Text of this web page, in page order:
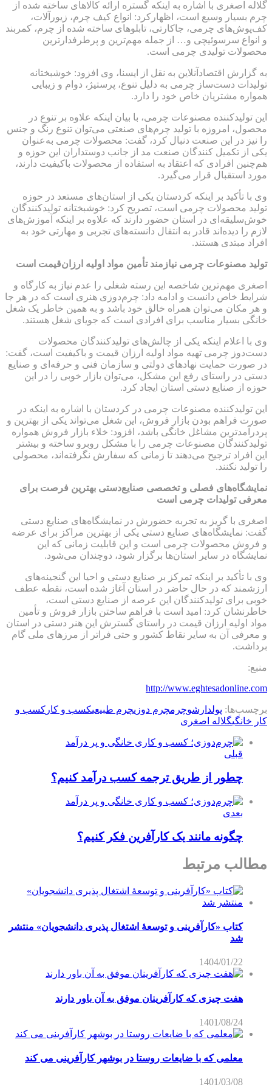
گلاله اصغری با اشاره به اینکه گستره ارائه کالاهای ساخته شده از
چرم بسیار وسیع است، اظهارکرد: انواع کیف چرم، زیورآلات،
کف‌پوش‌های چرمی، جاکارتی، تابلوهای ساخته شده از چرم، کمربند
و انواع سرسوئیچی و… از جمله مهم‌ترین و پرطرفدارترین
محصولات تولیدی چرمی است.
به گزارش اقتصادآنلاین به نقل از ایسنا، وی افزود: خوشبختانه
تولیدات دست‌ساز چرمی به دلیل تنوع، پرستیژ، دوام و زیبایی
همواره مشتریان خاص خود را دارد.
این تولیدکننده مصنوعات چرمی، با بیان اینکه علاوه بر تنوع در
محصول، امروزه با تولید چرم‌های صنعتی می‌توان تنوع رنگ و جنس
را نیز در این صنعت دنبال کرد، گفت: محصولات چرمی به‌عنوان
یکی از تکمیل کنندگان صنعت مد از جانب دوستداران این حوزه و
هم‌چنین افرادی که اعتقاد به استفاده از محصولات باکیفیت دارند،
مورد استقبال قرار می‌گیرد.
وی با تأکید بر اینکه کردستان یکی از استان‌های مستعد در حوزه
تولید محصولات چرمی است، تصریح کرد: خوشبختانه تولیدکنندگان
خوش‌سلیقه‌ای در استان حضور دارند که علاوه بر اینکه آموزش‌های
لازم را دیده‌اند قادر به انتقال دانسته‌های تجربی و مهارتی خود به
افراد مبتدی هستند.
تولید مصنوعات چرمی نیازمند تأمین مواد اولیه ارزان‌قیمت است
اصغری مهم‌ترین شاخصه این رسته شغلی را عدم نیاز به کارگاه و
شرایط خاص دانست و ادامه داد: چرم‌دوزی هنری است که در هر جا
و هر مکان می‌توان همراه خالق خود باشد و به همین خاطر یک شغل
خانگی بسیار مناسب برای افرادی است که جویای شغل هستند.
وی با اعلام اینکه یکی از چالش‌های تولیدکنندگان محصولات
دست‌دوز چرمی تهیه مواد اولیه ارزان قیمت و باکیفیت است، گفت:
در صورت حمایت نهادهای دولتی و سازمان فنی و حرفه‌ای و صنایع
دستی در راستای رفع این مشکل، می‌توان بازار خوبی را در این
حوزه از صنایع دستی استان ایجاد کرد.
این تولیدکننده مصنوعات چرمی در کردستان با اشاره به اینکه در
صورت فراهم بودن بازار فروش، این شغل می‌تواند یکی از بهترین و
پردرآمدترین مشاغل خانگی باشد، افزود: خلاء بازار فروش همواره
تولیدکنندگان مصنوعات چرمی را با مشکل روبرو ساخته و بیشتر
این افراد ترجیح می‌دهند تا زمانی که سفارش نگرفته‌اند، محصولی
را تولید نکنند.
نمایشگاه‌های فصلی و تخصصی صنایع‌دستی بهترین فرصت برای
معرفی تولیدات چرمی است
اصغری با گریز به تجربه حضورش در نمایشگاه‌های صنایع دستی
گفت: نمایشگاه‌های صنایع دستی یکی از بهترین مراکز برای عرضه
و فروش محصولات چرمی است و این قابلیت زمانی که این
نمایشگاه در سایر استان‌ها برگزار شود، دوچندان می‌شود.
وی با تأکید بر اینکه تمرکز بر صنایع دستی و احیا این گنجینه‌های
ارزشمند که در حال حاضر در استان آغاز شده است، نقطه عطف
خوبی برای تولیدکنندگان این عرصه از صنایع دستی است،
خاطرنشان کرد: امید است با فراهم ساختن بازار فروش و تأمین
مواد اولیه ارزان قیمت در راستای گسترش این هنر دستی در استان
و معرفی آن به سایر نقاط کشور و حتی فراتر از مرزهای ملی گام
برداشت.
منبع:
http://www.eghtesadonline.com
برچسب‌ها: پولدارشوچرمچرم دوزیچرم طبیعیکسب و کار کسب و
کار خانگیگلاله اصغری
قبلی
چطور از طریق ترجمه کسب درآمد کنیم؟
بعدی
چگونه مانند یک کارآفرین فکر کنیم؟
مطالب مرتبط
کتاب «کارآفرینی و توسعۀ اشتغال پذیری دانشجویان» منتشر
شد
1404/01/22
هفت چیزی که کارآفرینان موفق به آن باور دارند
1401/08/24
معلمی که با ضایعات روستا در بوشهر کارآفرینی می کند
1401/03/08